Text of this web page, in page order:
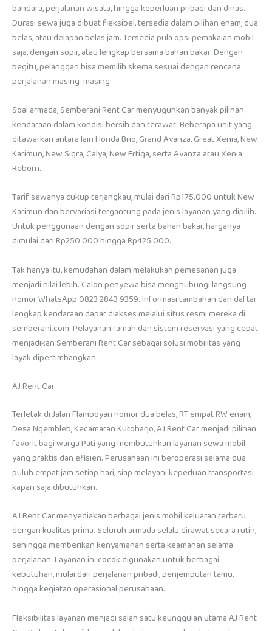
bandara, perjalanan wisata, hingga keperluan pribadi dan dinas.
Durasi sewa juga dibuat fleksibel, tersedia dalam pilihan enam, dua
belas, atau delapan belas jam. Tersedia pula opsi pemakaian mobil
saja, dengan sopir, atau lengkap bersama bahan bakar. Dengan
begitu, pelanggan bisa memilih skema sesuai dengan rencana
perjalanan masing-masing.
Soal armada, Semberani Rent Car menyuguhkan banyak pilihan
kendaraan dalam kondisi bersih dan terawat. Beberapa unit yang
ditawarkan antara lain Honda Brio, Grand Avanza, Great Xenia, New
Karimun, New Sigra, Calya, New Ertiga, serta Avanza atau Xenia
Reborn.
Tarif sewanya cukup terjangkau, mulai dari Rp175.000 untuk New
Karimun dan bervariasi tergantung pada jenis layanan yang dipilih.
Untuk penggunaan dengan sopir serta bahan bakar, harganya
dimulai dari Rp250.000 hingga Rp425.000.
Tak hanya itu, kemudahan dalam melakukan pemesanan juga
menjadi nilai lebih. Calon penyewa bisa menghubungi langsung
nomor WhatsApp 0823 2843 9359. Informasi tambahan dan daftar
lengkap kendaraan dapat diakses melalui situs resmi mereka di
semberani.com. Pelayanan ramah dan sistem reservasi yang cepat
menjadikan Semberani Rent Car sebagai solusi mobilitas yang
layak dipertimbangkan.
AJ Rent Car
Terletak di Jalan Flamboyan nomor dua belas, RT empat RW enam,
Desa Ngembleb, Kecamatan Kutoharjo, AJ Rent Car menjadi pilihan
favorit bagi warga Pati yang membutuhkan layanan sewa mobil
yang praktis dan efisien. Perusahaan ini beroperasi selama dua
puluh empat jam setiap hari, siap melayani keperluan transportasi
kapan saja dibutuhkan.
AJ Rent Car menyediakan berbagai jenis mobil keluaran terbaru
dengan kualitas prima. Seluruh armada selalu dirawat secara rutin,
sehingga memberikan kenyamanan serta keamanan selama
perjalanan. Layanan ini cocok digunakan untuk berbagai
kebutuhan, mulai dari perjalanan pribadi, penjemputan tamu,
hingga kegiatan operasional perusahaan.
Fleksibilitas layanan menjadi salah satu keunggulan utama AJ Rent